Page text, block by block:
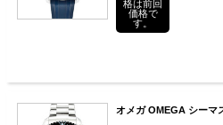
格は前回
価格で
す。
オメガ OMEGA シーマ